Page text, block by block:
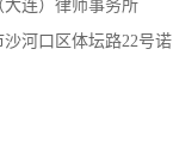
连）律师事务所
河口区体坛路22号诺